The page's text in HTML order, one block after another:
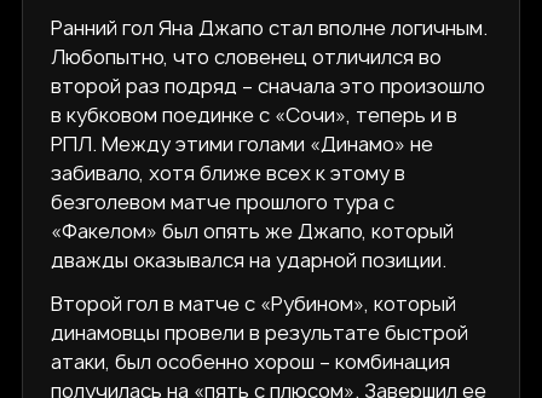
Ранний гол Яна Джапо стал вполне логичным.
Любопытно, что словенец отличился во
второй раз подряд – сначала это произошло
в кубковом поединке с «Сочи», теперь и в
РПЛ. Между этими голами «Динамо» не
забивало, хотя ближе всех к этому в
безголевом матче прошлого тура с
«Факелом» был опять же Джапо, который
дважды оказывался на ударной позиции.
Второй гол в матче с «Рубином», который
динамовцы провели в результате быстрой
атаки, был особенно хорош – комбинация
получилась на «пять с плюсом». Завершил ее